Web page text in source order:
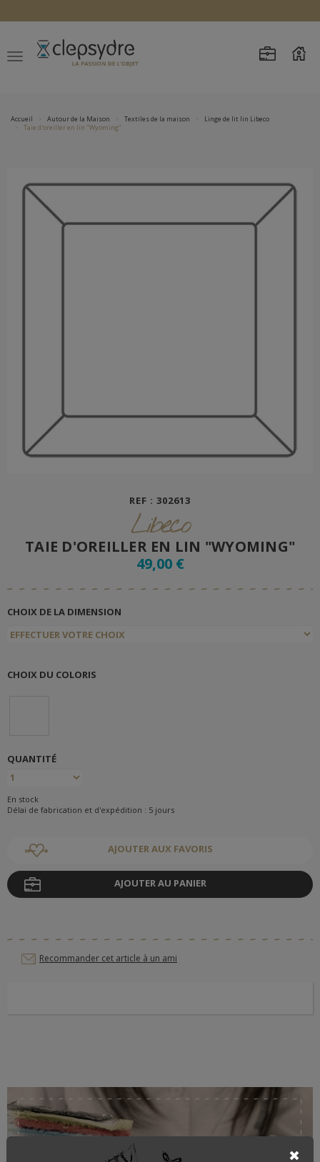
Accueil Autour de la Maison Textiles de la maison
Linge de lit lin Libeco
Taie d'oreiller en lin "Wyoming"
REF : 302613
Libeco
TAIE D'OREILLER EN LIN "WYOMING"
49,00 €
CHOIX DE LA DIMENSION
CHOIX DU COLORIS
QUANTITÉ
En stock
Délai de fabrication et d'expédition : 5 jours
AJOUTER AUX FAVORIS
AJOUTER AU PANIER
Recommander cet article à un ami